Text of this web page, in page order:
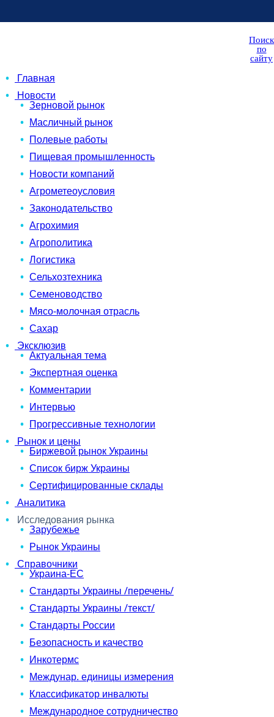
Поиск
по
сайту
Главная
Новости
Зерновой рынок
Масличный рынок
Полевые работы
Пищевая промышленность
Новости компаний
Агрометеоусловия
Законодательство
Агрохимия
Агрополитика
Логистика
Сельхозтехника
Семеноводство
Мясо-молочная отрасль
Сахар
Эксклюзив
Актуальная тема
Экспертная оценка
Комментарии
Интервью
Прогрессивные технологии
Рынок и цены
Биржевой рынок Украины
Список бирж Украины
Сертифицированные склады
Аналитика
Исследования рынка
Зарубежье
Рынок Украины
Справочники
Украина-ЕС
Стандарты Украины /перечень/
Стандарты Украины /текст/
Стандарты России
Безопасность и качество
Инкотермс
Междунар. единицы измерения
Классификатор инвалюты
Международное сотрудничество